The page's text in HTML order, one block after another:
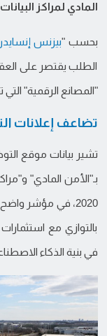
المادي لمراكز
بحسب "بيزنس إنسايدر
الطلب يقتصر على
"المصانع الرقمية"
تضاعف إعلانات
تشير بيانات موقع
2020، في مؤشر
بالتوازي مع
في بنية الذكاء